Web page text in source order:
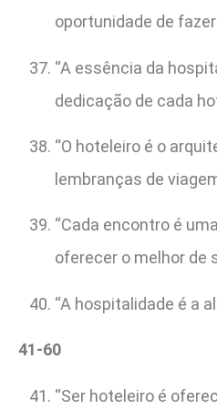
oportunidade de fazer
“A essência da
dedicação de cada
“O hoteleiro é o
lembranças de
“Cada encontro é
oferecer o melhor de
“A hospitalidade é a
41-60
“Ser hoteleiro é